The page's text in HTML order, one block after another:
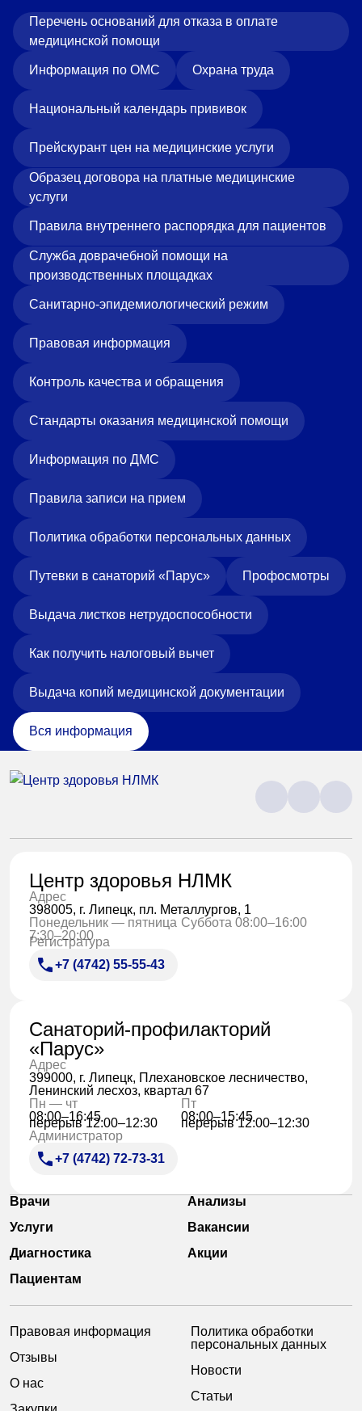
Перечень оснований для отказа в оплате
медицинской помощи
Информация по ОМС Охрана труда
Национальный календарь прививок
Прейскурант цен на медицинские услуги
Образец договора на платные медицинские
услуги
Правила внутреннего распорядка для пациентов
Служба доврачебной помощи на
производственных площадках
Санитарно-эпидемиологический режим
Правовая информация
Контроль качества и обращения
Стандарты оказания медицинской помощи
Информация по ДМС
Правила записи на прием
Политика обработки персональных данных
Путевки в санаторий «Парус» Профосмотры
Выдача листков нетрудоспособности
Как получить налоговый вычет
Выдача копий медицинской документации
Вся информация
Центр здоровья НЛМК
Адрес
398005, г. Липецк, пл. Металлургов, 1
Понедельник — пятница
7:30–20:00
Суббота 08:00–16:00
Регистратура
+7 (4742) 55-55-43
Санаторий-профилакторий
«Парус»
Адрес
399000, г. Липецк, Плехановское лесничество,
Ленинский лесхоз, квартал 67
Пн — чт
08:00–16:45
перерыв 12:00–12:30
Пт
08:00–15:45
перерыв 12:00–12:30
Администратор
+7 (4742) 72-73-31
Врачи
Анализы
Услуги
Вакансии
Диагностика
Акции
Пациентам
Правовая информация
Отзывы
О нас
Политика обработки
персональных данных
Новости
Статьи